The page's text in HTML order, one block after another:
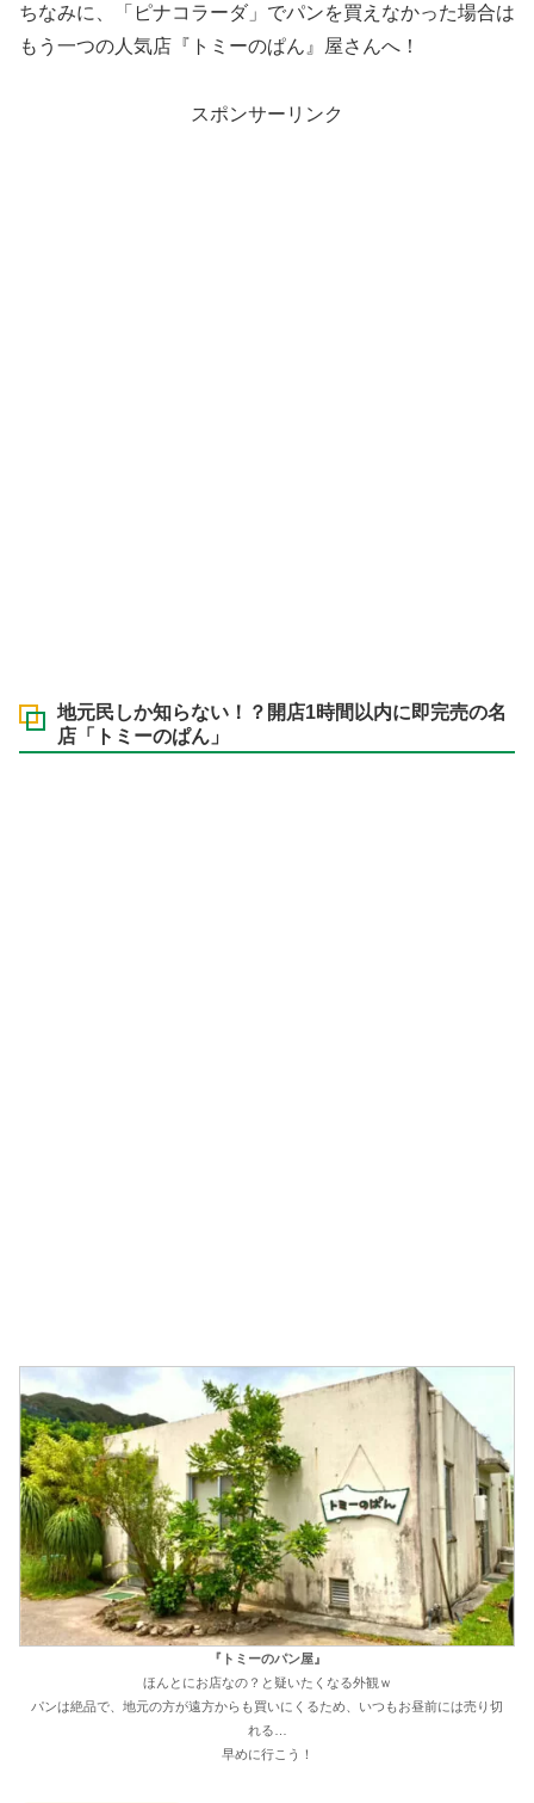
ちなみに、「ピナコラーダ」でパンを買えなかった場合は
もう一つの人気店『トミーのぱん』屋さんへ！
スポンサーリンク
地元民しか知らない！？開店1時間以内に即完売の名
店「トミーのぱん」
『トミーのパン屋』
ほんとにお店なの？と疑いたくなる外観ｗ
パンは絶品で、地元の方が遠方からも買いにくるため、いつもお昼前には売り切
れる…
早めに行こう！